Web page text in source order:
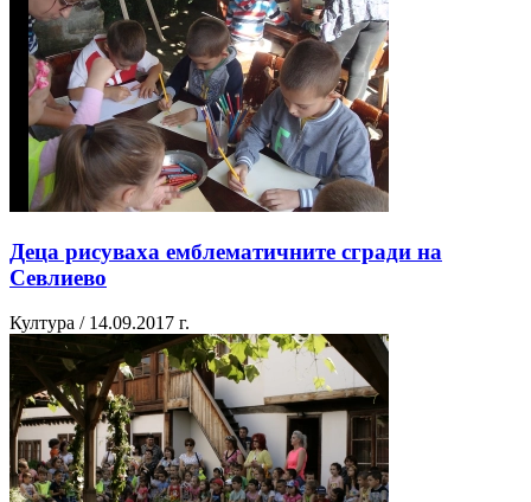
Деца рисуваха емблематичните сгради на
Севлиево
Култура / 14.09.2017 г.